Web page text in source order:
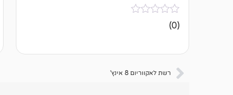
אין
ביקורות
(0)
רשת לאקווריום 8 אינץ'